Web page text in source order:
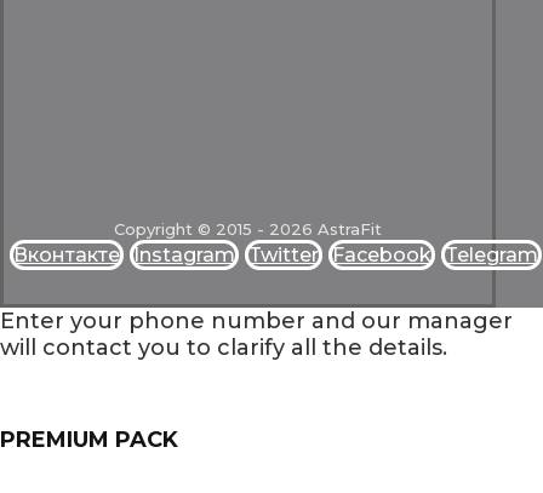
Copyright © 2015 - 2026 AstraFit
Вконтакте Instagram Twitter Facebook Telegram
Enter your phone number and our manager
will contact you to clarify all the details.
PREMIUM PACK